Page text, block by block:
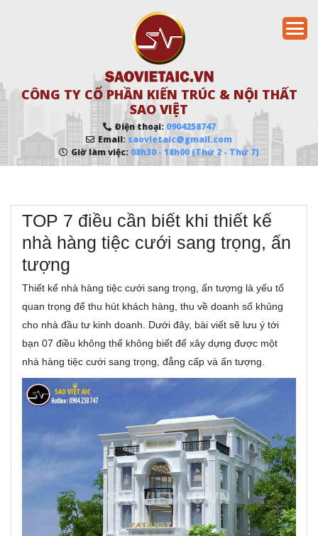
CÔNG TY CỔ PHẦN KIẾN TRÚC & NỘI THẤT
SAO VIỆT
Điện thoại: 0904258747
Email: saovietaic@gmail.com
Giờ làm việc: 08h30 - 18h00 (Thứ 2 - Thứ 7)
TOP 7 điều cần biết khi thiết kế
nhà hàng tiệc cưới sang trọng, ấn
tượng
Thiết kế nhà hàng tiệc cưới sang trọng, ấn tượng là yếu tố
quan trọng để thu hút khách hàng, thu về doanh số khủng
cho nhà đầu tư kinh doanh. Dưới đây, bài viết sẽ lưu ý tới
bạn 07 điều không thể không biết để xây dựng được một
nhà hàng tiệc cưới sang trọng, đẳng cấp và ấn tượng.